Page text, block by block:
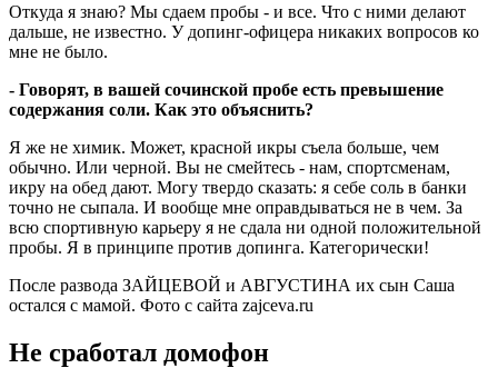
Откуда я знаю? Мы сдаем пробы - и все. Что с ними делают
дальше, не известно. У допинг-офицера никаких вопросов ко
мне не было.
- Говорят, в вашей сочинской пробе есть превышение
содержания соли. Как это объяснить?
Я же не химик. Может, красной икры съела больше, чем
обычно. Или черной. Вы не смейтесь - нам, спортсменам,
икру на обед дают. Могу твердо сказать: я себе соль в банки
точно не сыпала. И вообще мне оправдываться не в чем. За
всю спортивную карьеру я не сдала ни одной положительной
пробы. Я в принципе против допинга. Категорически!
После развода ЗАЙЦЕВОЙ и АВГУСТИНА их сын Саша
остался с мамой. Фото с сайта zajceva.ru
Не сработал домофон